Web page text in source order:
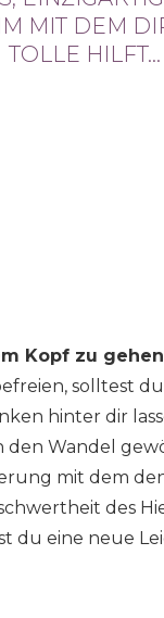
MIT DEM
TOLLE HILFT…
Kopf zu
solltest
hinter dir
den Wandel
mit dem
des
du eine neue